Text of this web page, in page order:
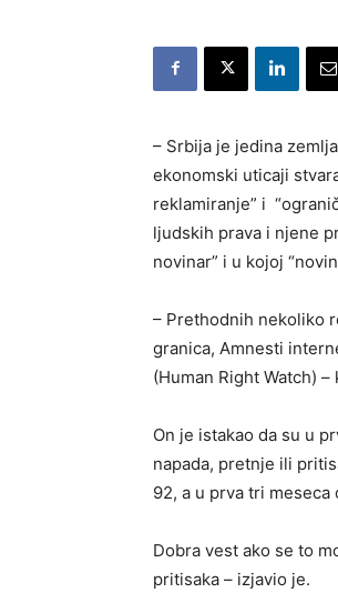
– Srbija je jedina
ekonomski uticaji
reklamiranje” i
ljudskih prava i njene
novinar” i u kojoj
– Prethodnih nekoliko
granica, Amnesti
(Human Right Watch)
On je istakao da su u
napada, pretnje ili
92, a u prva tri
Dobra vest ako se to
pritisaka – izjavio je.